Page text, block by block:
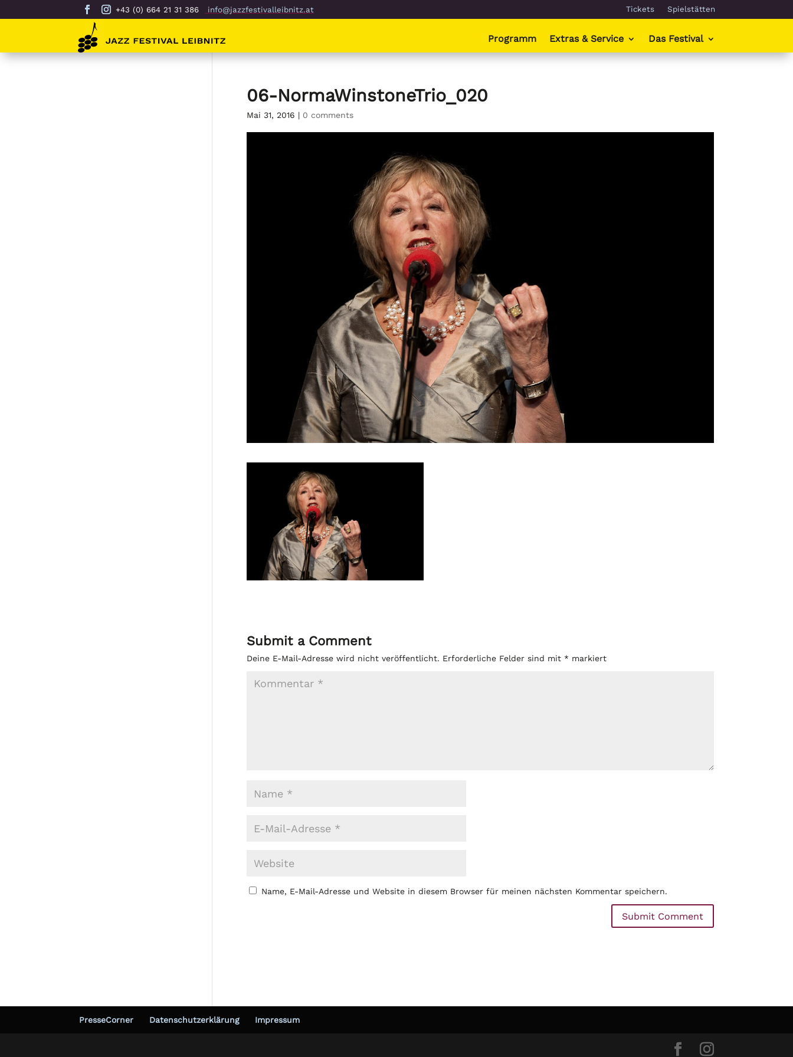
+43 (0) 664 21 31 386 info@jazzfestivalleibnitz.at Tickets Spielstätten
Programm Extras & Service Das Festival
06-NormaWinstoneTrio_020
Mai 31, 2016 | 0 comments
Submit a Comment
Deine E-Mail-Adresse wird nicht veröffentlicht. Erforderliche Felder sind mit *markiert
Name, E-Mail-Adresse und Website in diesem Browser für meinen nächsten Kommentar speichern.
PresseCorner Datenschutzerklärung Impressum